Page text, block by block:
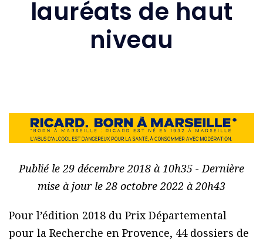
lauréats de haut
niveau
Publié le 29 décembre 2018 à 10h35 - Dernière
mise à jour le 28 octobre 2022 à 20h43
Pour l’édition 2018 du Prix Départemental
pour la Recherche en Provence, 44 dossiers de